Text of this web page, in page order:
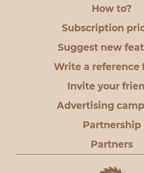
How to?
Subscription
Suggest new
Write a reference
Invite your
Advertising
Partnership
Partners